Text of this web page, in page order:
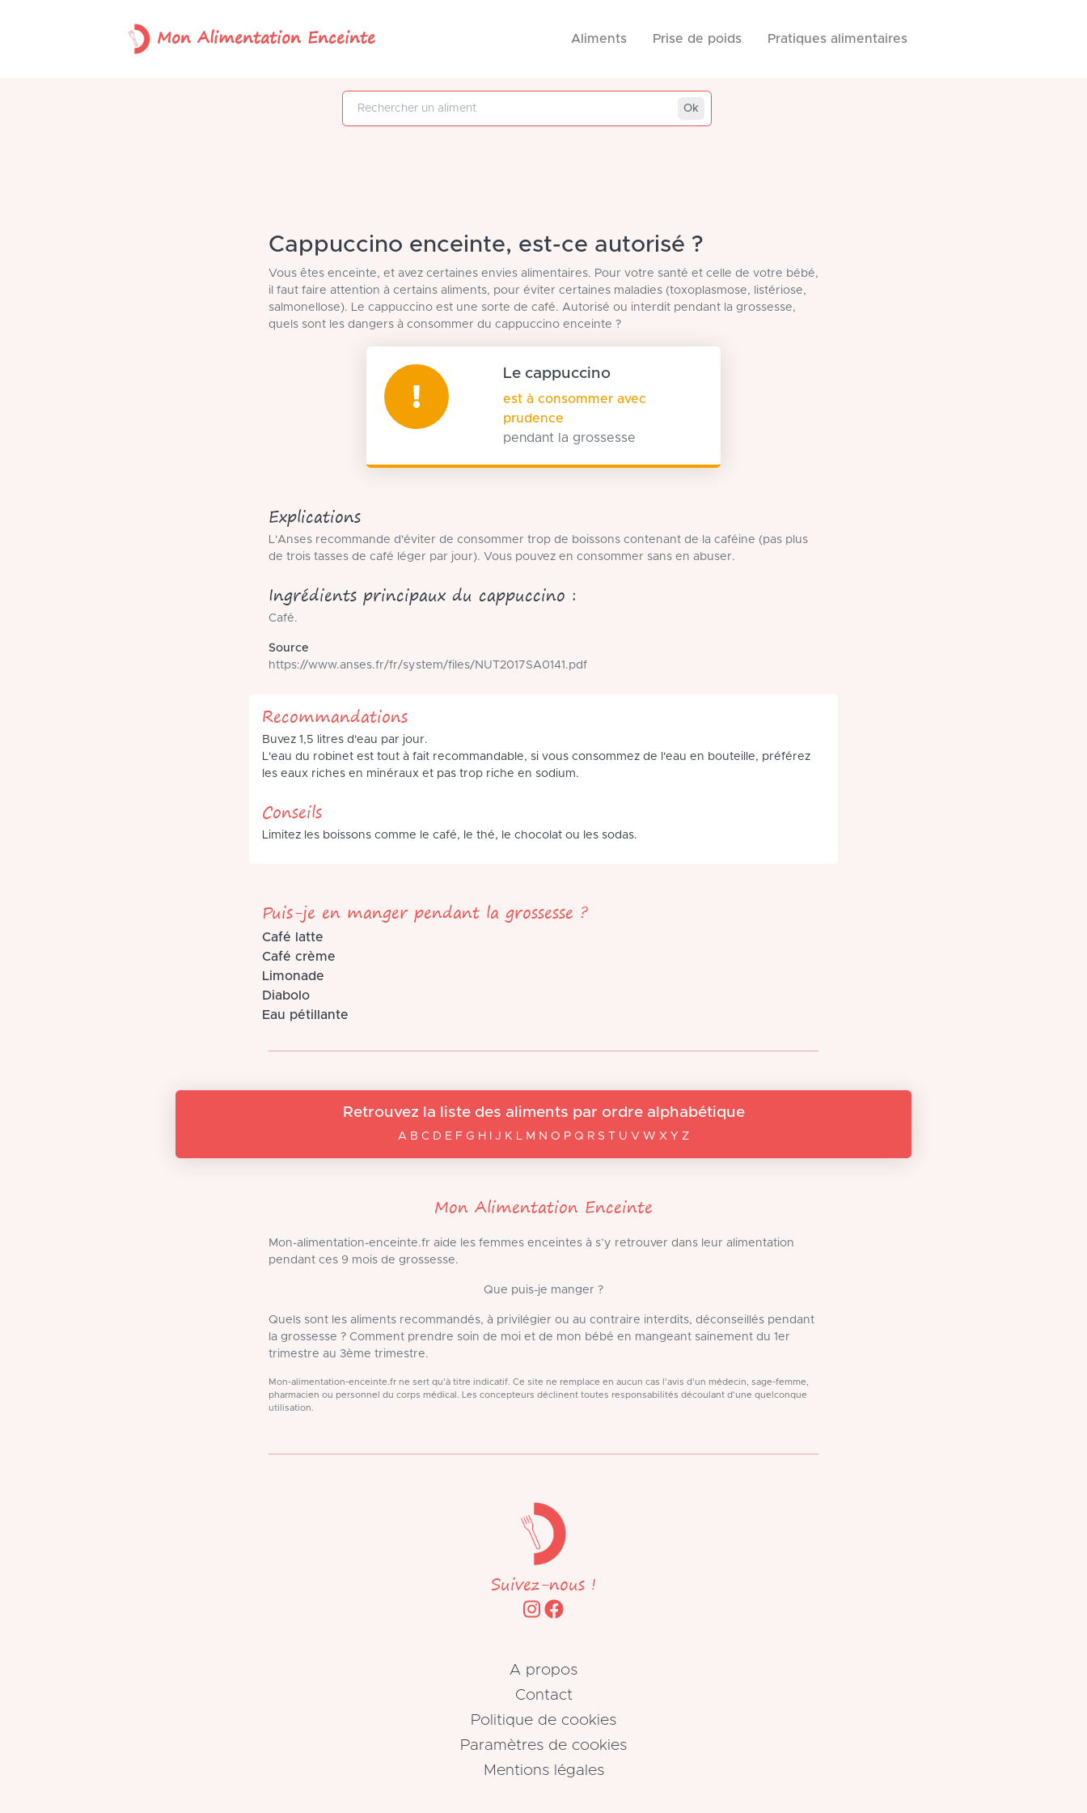
Mon Alimentation Enceinte Aliments Prise de poids Pratiques alimentaires
Rechercher un aliment Ok
Cappuccino enceinte, est-ce autorisé ?
Vous êtes enceinte, et avez certaines envies alimentaires. Pour votre santé et celle de votre bébé,
il faut faire attention à certains aliments, pour éviter certaines maladies (toxoplasmose, listériose,
salmonellose). Le cappuccino est une sorte de café. Autorisé ou interdit pendant la grossesse,
quels sont les dangers à consommer du cappuccino enceinte ?
Le cappuccino
est à consommer avec
prudence
pendant la grossesse
Explications
L'Anses recommande d'éviter de consommer trop de boissons contenant de la caféine (pas plus
de trois tasses de café léger par jour). Vous pouvez en consommer sans en abuser.
Ingrédients principaux du cappuccino :
Café.
Source
https://www.anses.fr/fr/system/files/NUT2017SA0141.pdf
Recommandations
Buvez 1,5 litres d'eau par jour.
L'eau du robinet est tout à fait recommandable, si vous consommez de l'eau en bouteille, préférez
les eaux riches en minéraux et pas trop riche en sodium.
Conseils
Limitez les boissons comme le café, le thé, le chocolat ou les sodas.
Puis-je en manger pendant la grossesse ?
Café latte
Café crème
Limonade
Diabolo
Eau pétillante
Retrouvez la liste des aliments par ordre alphabétique
A B C D E F G H I J K L M N O P Q R S T U V W X Y Z
Mon Alimentation Enceinte
Mon-alimentation-enceinte.fr aide les femmes enceintes à s’y retrouver dans leur alimentation
pendant ces 9 mois de grossesse.
Que puis-je manger ?
Quels sont les aliments recommandés, à privilégier ou au contraire interdits, déconseillés pendant
la grossesse ? Comment prendre soin de moi et de mon bébé en mangeant sainement du 1er
trimestre au 3ème trimestre.
Mon-alimentation-enceinte.fr ne sert qu'à titre indicatif. Ce site ne remplace en aucun cas l'avis d'un médecin, sage-femme,
pharmacien ou personnel du corps médical. Les concepteurs déclinent toutes responsabilités découlant d'une quelconque
utilisation.
Suivez-nous !
A propos
Contact
Politique de cookies
Paramètres de cookies
Mentions légales